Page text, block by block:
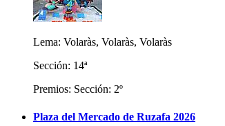
Lema: Volaràs, Volaràs, Volaràs
Sección: 14ª
Premios: Sección: 2º
Plaza del Mercado de Ruzafa 2026